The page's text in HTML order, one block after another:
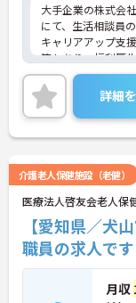
大手企業の株式会
にて、生活相談員
キャリアアップ支
等もあり、福利厚
ご興味ある方には
詳細をお話しいた
い！
詳細
介護老人保健施設（老健）
医療法人啓友会老人保
【愛知県／犬
職員の求人です
月収